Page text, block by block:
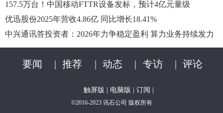
157.5万台！中国移动FTTR设备发标，预计4亿元量级
优迅股份2025年营收4.86亿 同比增长18.41%
中兴通讯答投资者：2026年力争稳定盈利 算力业务持续发力
要闻 | 推荐 | 动态 | 专访 | 评论
触屏版 | 电脑版 | 订阅 |
©2016-2023 讯石公司 版权所有